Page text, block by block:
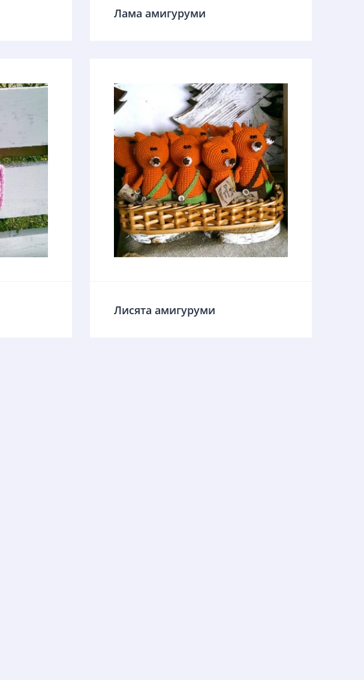
Лама амигуруми
Лисята амигуруми